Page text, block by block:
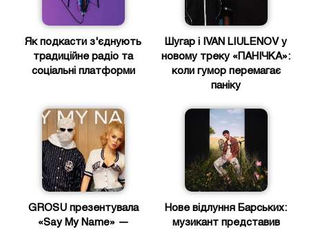
Як подкасти з'єднують
традиційне радіо та
соціальні платформи
Шугар і IVAN LIULENOV у
новому треку «ПАНІЧКА»:
коли гумор перемагає
паніку
GROSU презентувала
«Say My Name» —
Нове відлуння Барських:
музикант представив